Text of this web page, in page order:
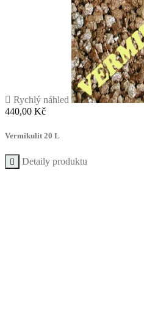
 Rychlý náhled
Cena
440,00 Kč
Vermikulit 20 L
 Detaily produktu